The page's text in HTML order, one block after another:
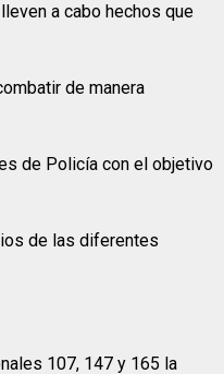
a cabo hechos que
de manera
de Policía con el objetivo
de las diferentes
107, 147 y 165 la